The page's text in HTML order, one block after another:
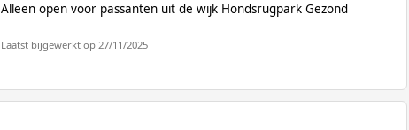
Alleen open voor passanten uit de wijk Hondsrugpark Gezond
Laatst bijgewerkt op 27/11/2025